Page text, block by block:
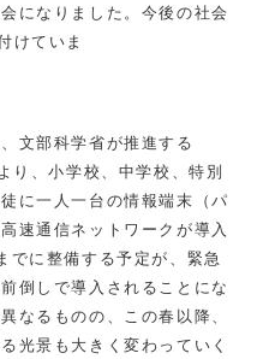
になりました。今後の社会
けていま
文部科学省が推進する
り、小学校、中学校、特別
に一人一台の情報端末（パ
速通信ネットワークが導入
でに整備する予定が、緊急
倒しで導入されることにな
なるものの、この春以降、
光景も大きく変わっていく